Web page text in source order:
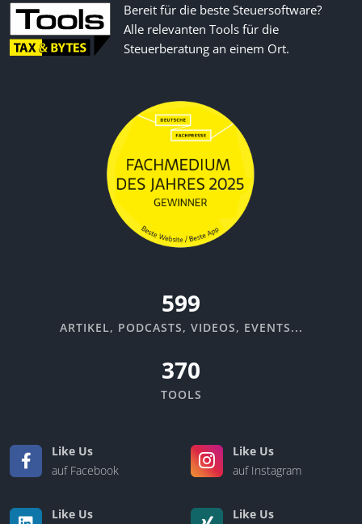
Bereit für die beste Steuersoftware?
Alle relevanten Tools für die
Steuerberatung an einem Ort.
670
ARTIKEL, PODCASTS, VIDEOS, EVENTS...
370
TOOLS
Like Us
auf Facebook
Like Us
auf Instagram
Like Us Like Us